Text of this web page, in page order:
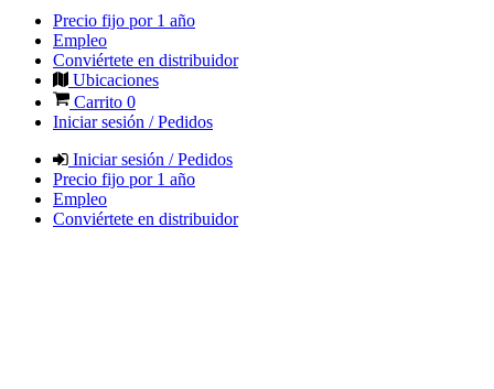
Precio fijo por 1 año
Empleo
Conviértete en distribuidor
Ubicaciones
Carrito 0
Iniciar sesión / Pedidos
Iniciar sesión / Pedidos
Precio fijo por 1 año
Empleo
Conviértete en distribuidor